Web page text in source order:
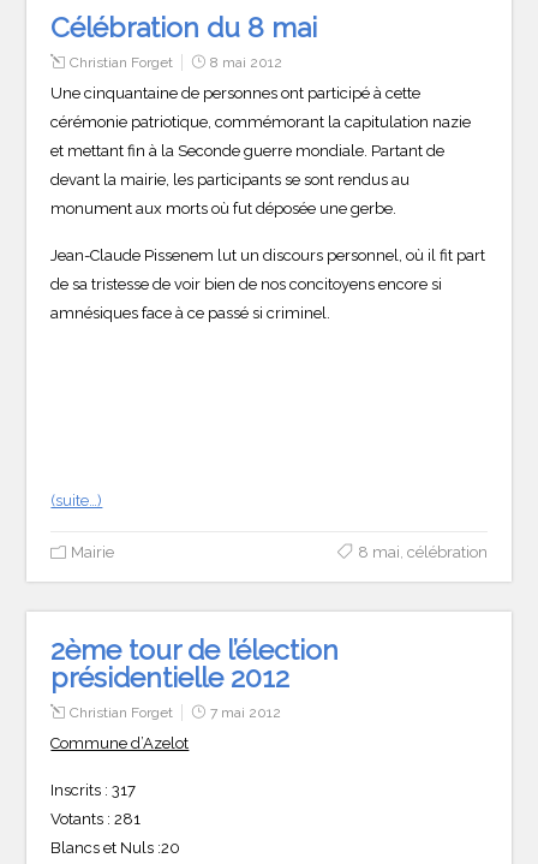
Célébration du 8 mai
Christian Forget 8 mai 2012
Une cinquantaine de personnes ont participé à cette
cérémonie patriotique, commémorant la capitulation nazie
et mettant fin à la Seconde guerre mondiale. Partant de
devant la mairie, les participants se sont rendus au
monument aux morts où fut déposée une gerbe.
Jean-Claude Pissenem lut un discours personnel, où il fit part
de sa tristesse de voir bien de nos concitoyens encore si
amnésiques face à ce passé si criminel.
(suite…)
Mairie 8 mai célébration
2ème tour de l’élection
présidentielle 2012
Christian Forget 7 mai 2012
Commune d’Azelot
Inscrits : 317
Votants : 281
Blancs et Nuls :20